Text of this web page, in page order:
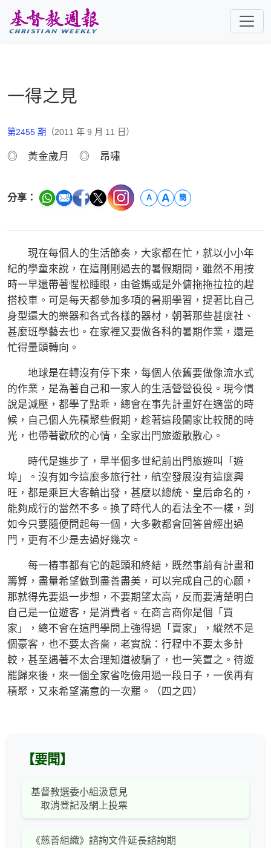
一得之見
第2455 期 （2011 年 9 月 11 日）
◎ 黃金歲月 ◎ 昂嘯
分享： A A 簡
現在每個人的生活節奏，大家都在忙，就以小小年
紀的學童來說，在這剛剛過去的暑假期間，雖然不用按
時一早還帶著惺松睡眼，由爸媽或是外傭拖拖拉拉的趕
搭校車。可是每天都參加多項的暑期學習，提著比自己
身型還大的樂器和各式各樣的器材，朝著那些甚麼社、
甚麼班學藝去也。在家裡又要做各科的暑期作業，還是
忙得暈頭轉向。
地球是在轉沒有停下來，每個人依舊要做像流水式
的作業，是為著自己和一家人的生活營營役役。現今慣
說是減壓，都學了點乖，總會在事先計畫好在適當的時
候，自己個人先積聚些假期，趁著這段闔家比較閒的時
光，也帶著歡欣的心情，全家出門旅遊散散心。
時代是進步了，早半個多世紀前出門旅遊叫「遊
埠」。沒有如今這麼多旅行社，航空發展沒有這麼興
旺，都是乘巨大客輪出發，甚麼以總統、皇后命名的，
能夠成行的當然不多。換了時代人的看法全不一樣，到
如今只要隨便問起每一個，大多數都會回答曾經出過
門，更有不少是去過好幾次。
每一樁事都有它的起頭和終結，既然事前有計畫和
籌算，盡量希望做到盡善盡美，可以完成自己的心願，
那就得先要退一步想，不要期望太高，反而要清楚明白
自己是一位遊客，是消費者。在商言商你是個「買
家」，總不會在這門學問上強得過「賣家」，縱然不是
個豪客，也不要太吝嗇，老實說：行程中不要太多計
較，甚至遇著不太合理知道被騙了，也一笑置之。待遊
罷歸來後，來一個全家省吃儉用過一段日子，一俟再有
積聚，又來希望滿意的一次罷。（四之四）
【要聞】
基督教選委小組汲意見
取消登記及網上投票
《慈善組織》諮詢文件延長諮詢期